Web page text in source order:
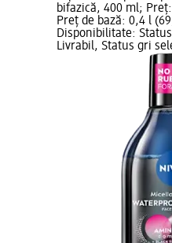
bifazică, 400 ml;
Preț de bază: 0,4 l
Disponibilitate:
Livrabil, Status gri